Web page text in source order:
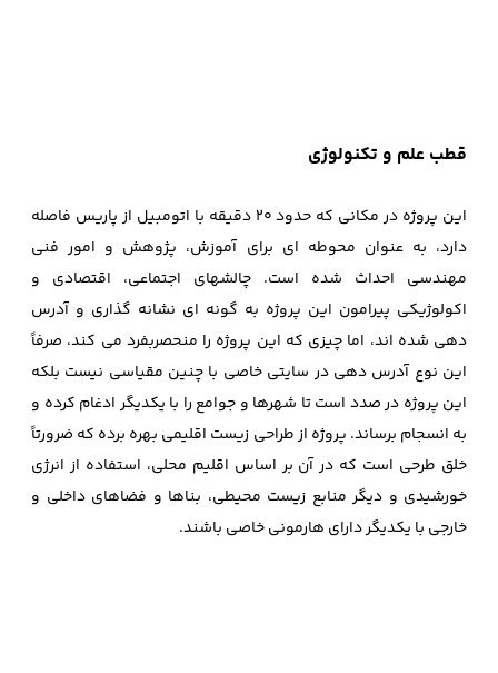
قطب علم و تکنولوژی
این پروژه در مکانی که حدود 20 دقیقه با اتومبیل از پاریس فاصله
دارد، به عنوان محوطه ای برای آموزش، پژوهش و امور فنی
مهندسی احداث شده است. چالشهای اجتماعی، اقتصادی و
اکولوژیکی پیرامون این پروژه به گونه ای نشانه گذاری و آدرس
دهی شده اند، اما چیزی که این پروژه را منحصربفرد می کند، صرفاً
این نوع آدرس دهی در سایتی خاصی با چنین مقیاسی نیست بلکه
این پروژه در صدد است تا شهرها و جوامع را با یکدیگر ادغام کرده و
به انسجام برساند. پروژه از طراحی زیست اقلیمی بهره برده که ضرورتاً
خلق طرحی است که در آن بر اساس اقلیم محلی، استفاده از انرژی
خورشیدی و دیگر منابع زیست محیطی، بناها و فضاهای داخلی و
خارجی با یکدیگر دارای هارمونی خاصی باشند.